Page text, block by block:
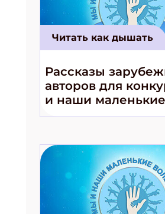
Читать как дышать
Рассказы
авторов для
и наши маленькие
волшебники!»